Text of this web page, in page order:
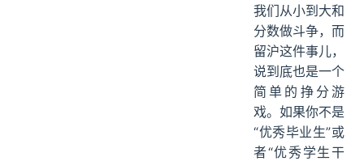
我们从小到大和
分数做斗争，而
留沪这件事儿，
说到底也是一个
简单的挣分游
戏。如果你不是
“优秀毕业生”或
者“优秀学生干